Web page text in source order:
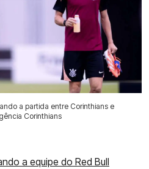
a partida entre Corinthians e
Corinthians
a equipe do Red Bull